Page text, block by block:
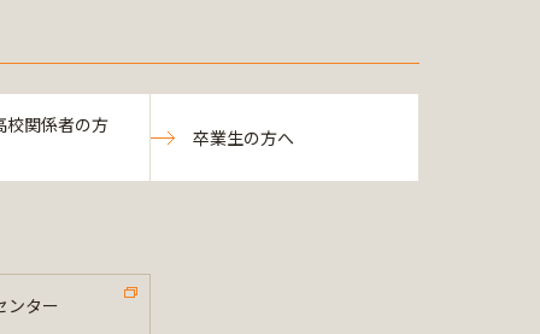
校関係者の方
卒業生の方へ
ンター